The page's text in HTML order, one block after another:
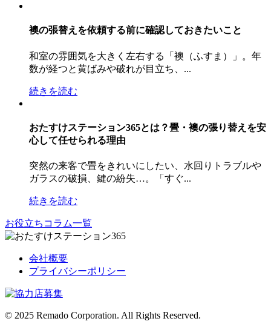
襖の張替えを依頼する前に確認しておきたいこと
和室の雰囲気を大きく左右する「襖（ふすま）」。年
数が経つと黄ばみや破れが目立ち、...
続きを読む
おたすけステーション365とは？畳・襖の張り替えを安
心して任せられる理由
突然の来客で畳をきれいにしたい、水回りトラブルや
ガラスの破損、鍵の紛失…。「すぐ...
続きを読む
お役立ちコラム一覧
会社概要
プライバシーポリシー
© 2025 Remado Corporation. All Rights Reserved.